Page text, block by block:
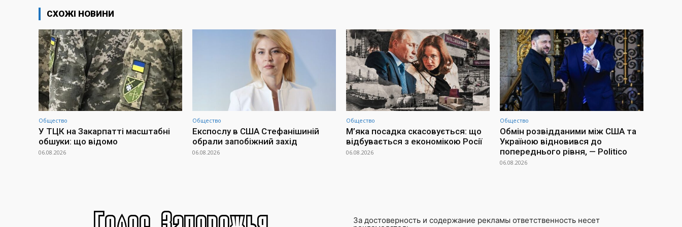
СХОЖІ НОВИНИ
Общество
У ТЦК на Закарпатті масштабні
обшуки: що відомо
06.08.2026
Общество
Експослу в США Стефанішиній
обрали запобіжний захід
06.08.2026
Общество
М’яка посадка скасовується: що
відбувається з економікою Росії
06.08.2026
Общество
Обмін розвідданими між США та
Україною відновився до
попереднього рівня, — Politico
06.08.2026
За достоверность и содержание рекламы ответственность несет